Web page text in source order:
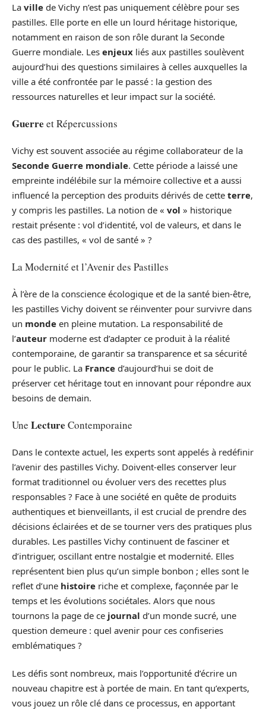
La ville de Vichy n’est pas uniquement célèbre pour ses
pastilles. Elle porte en elle un lourd héritage historique,
notamment en raison de son rôle durant la Seconde
Guerre mondiale. Les enjeux liés aux pastilles soulèvent
aujourd’hui des questions similaires à celles auxquelles la
ville a été confrontée par le passé : la gestion des
ressources naturelles et leur impact sur la société.
Guerre et Répercussions
Vichy est souvent associée au régime collaborateur de la
Seconde Guerre mondiale. Cette période a laissé une
empreinte indélébile sur la mémoire collective et a aussi
influencé la perception des produits dérivés de cette terre,
y compris les pastilles. La notion de « vol » historique
restait présente : vol d’identité, vol de valeurs, et dans le
cas des pastilles, « vol de santé » ?
La Modernité et l’Avenir des Pastilles
À l’ère de la conscience écologique et de la santé bien-être,
les pastilles Vichy doivent se réinventer pour survivre dans
un monde en pleine mutation. La responsabilité de
l’auteur moderne est d’adapter ce produit à la réalité
contemporaine, de garantir sa transparence et sa sécurité
pour le public. La France d’aujourd’hui se doit de
préserver cet héritage tout en innovant pour répondre aux
besoins de demain.
Une Lecture Contemporaine
Dans le contexte actuel, les experts sont appelés à redéfinir
l’avenir des pastilles Vichy. Doivent-elles conserver leur
format traditionnel ou évoluer vers des recettes plus
responsables ? Face à une société en quête de produits
authentiques et bienveillants, il est crucial de prendre des
décisions éclairées et de se tourner vers des pratiques plus
durables. Les pastilles Vichy continuent de fasciner et
d’intriguer, oscillant entre nostalgie et modernité. Elles
représentent bien plus qu’un simple bonbon ; elles sont le
reflet d’une histoire riche et complexe, façonnée par le
temps et les évolutions sociétales. Alors que nous
tournons la page de ce journal d’un monde sucré, une
question demeure : quel avenir pour ces confiseries
emblématiques ?
Les défis sont nombreux, mais l’opportunité d’écrire un
nouveau chapitre est à portée de main. En tant qu’experts,
vous jouez un rôle clé dans ce processus, en apportant